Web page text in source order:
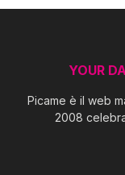
YOUR
Picame è il web
2008